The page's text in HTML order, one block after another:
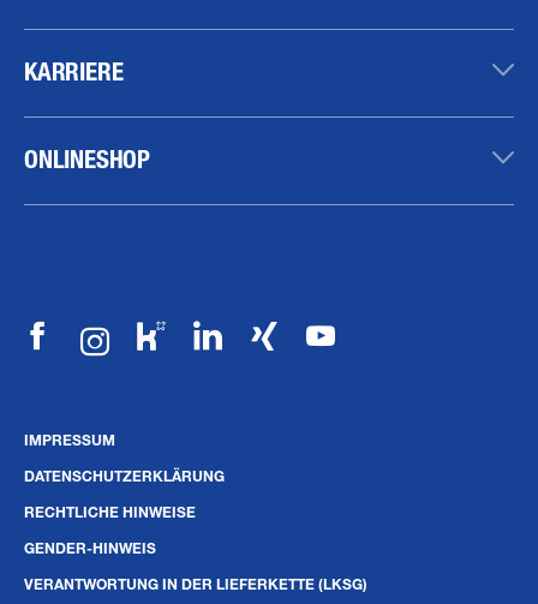
KARRIERE
ONLINESHOP
IMPRESSUM
DATENSCHUTZERKLÄRUNG
RECHTLICHE HINWEISE
GENDER-HINWEIS
VERANTWORTUNG IN DER LIEFERKETTE (LKSG)